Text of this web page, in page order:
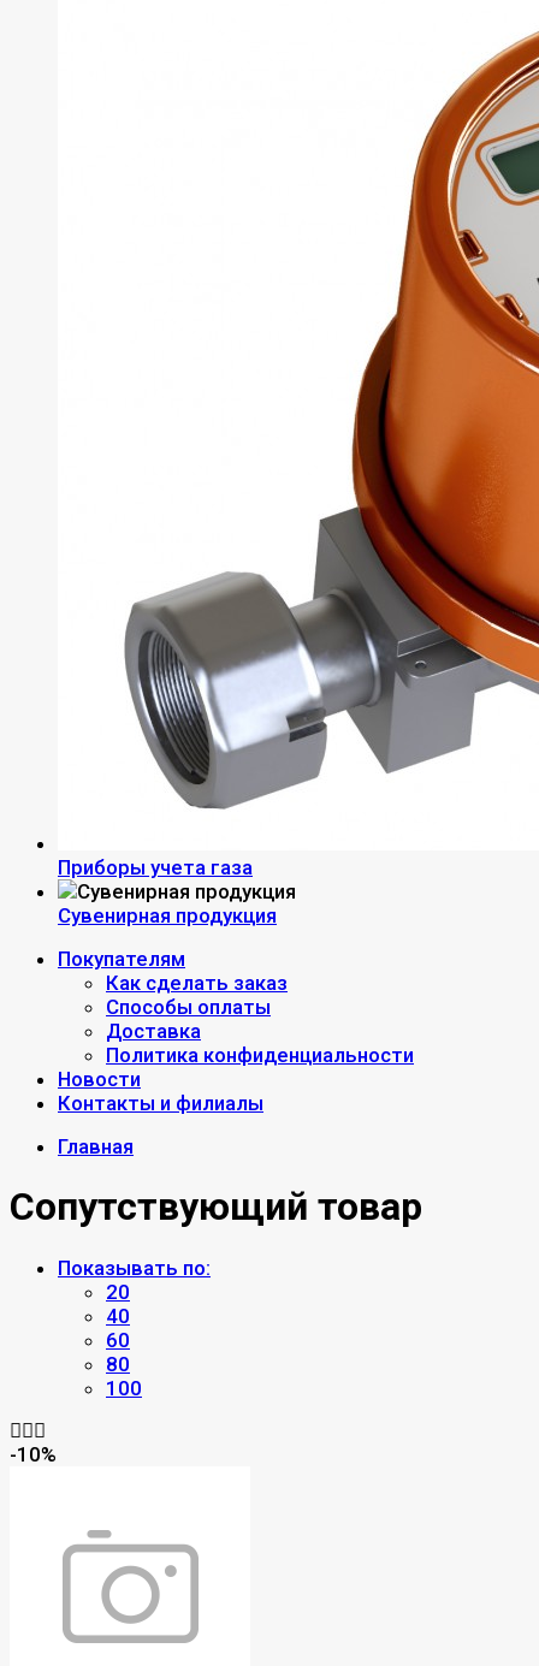
Приборы учета газа
Сувенирная продукция
Покупателям
Как сделать заказ
Способы оплаты
Доставка
Политика конфиденциальности
Новости
Контакты и филиалы
Главная
Сопутствующий товар
Показывать по:
20
40
60
80
100
-10%